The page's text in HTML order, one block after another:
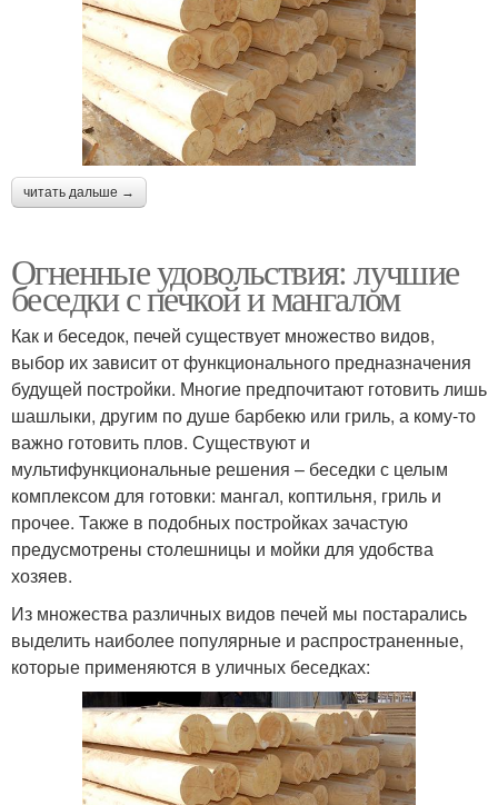
читать дальше →
Огненные удовольствия: лучшие
беседки с печкой и мангалом
Как и беседок, печей существует множество видов,
выбор их зависит от функционального предназначения
будущей постройки. Многие предпочитают готовить лишь
шашлыки, другим по душе барбекю или гриль, а кому-то
важно готовить плов. Существуют и
мультифункциональные решения – беседки с целым
комплексом для готовки: мангал, коптильня, гриль и
прочее. Также в подобных постройках зачастую
предусмотрены столешницы и мойки для удобства
хозяев.
Из множества различных видов печей мы постарались
выделить наиболее популярные и распространенные,
которые применяются в уличных беседках: